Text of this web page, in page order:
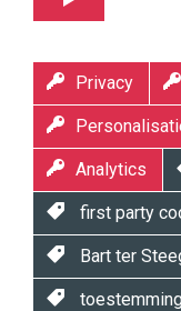
Privacy
Analytics
first party
Bart ter